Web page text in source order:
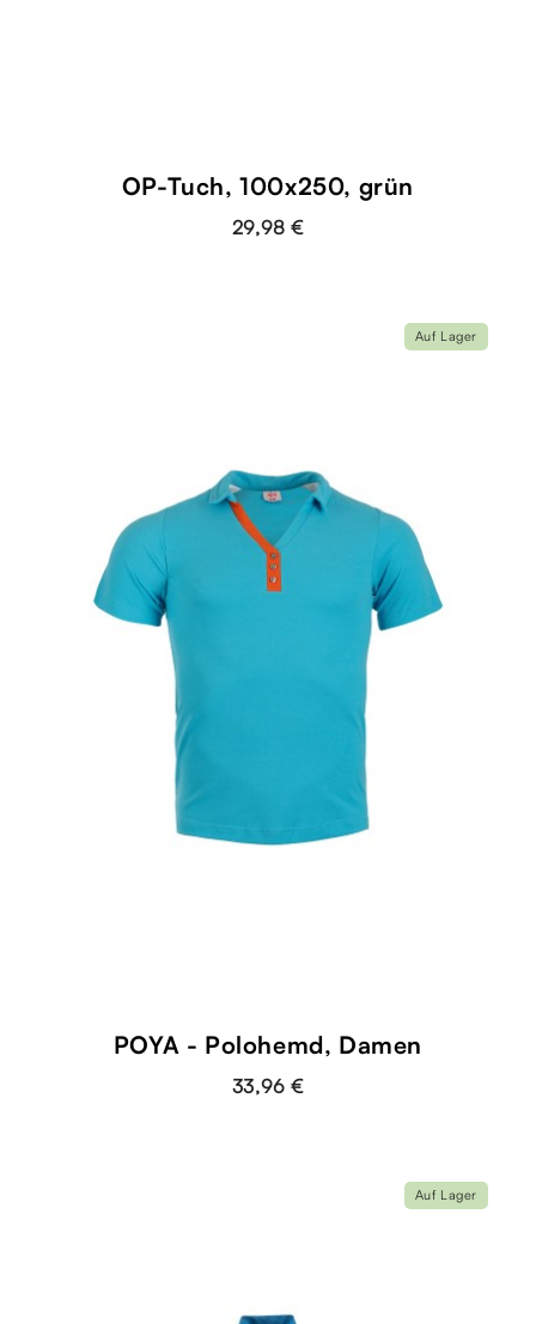
OP-Tuch, 100x250, grün
29,98 €
POYA - Polohemd, Damen
33,96 €
Auf Lager
Auf Lager